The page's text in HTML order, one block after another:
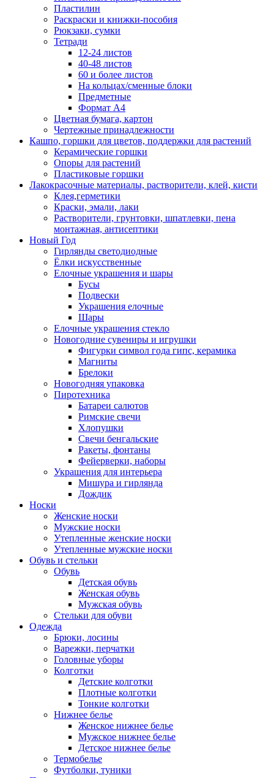
Пластилин
Раскраски и книжки-пособия
Рюкзаки, сумки
Тетради
12-24 листов
40-48 листов
60 и более листов
На кольцах/сменные блоки
Предметные
Формат А4
Цветная бумага, картон
Чертежные принадлежности
Кашпо, горшки для цветов, поддержки для растений
Керамические горшки
Опоры для растений
Пластиковые горшки
Лакокрасочные материалы, растворители, клей, кисти
Клея,герметики
Краски, эмали, лаки
Растворители, грунтовки, шпатлевки, пена
монтажная, антисептики
Новый Год
Гирлянды светодиодные
Ёлки искусственные
Елочные украшения и шары
Бусы
Подвески
Украшения елочные
Шары
Елочные украшения стекло
Новогодние сувениры и игрушки
Фигурки символ года гипс, керамика
Магниты
Брелоки
Новогодняя упаковка
Пиротехника
Батареи салютов
Римские свечи
Хлопушки
Свечи бенгальские
Ракеты, фонтаны
Фейерверки, наборы
Украшения для интерьера
Мишура и гирлянда
Дождик
Носки
Женские носки
Мужские носки
Утепленные женские носки
Утепленные мужские носки
Обувь и стельки
Обувь
Детская обувь
Женская обувь
Мужская обувь
Стельки для обуви
Одежда
Брюки, лосины
Варежки, перчатки
Головные уборы
Колготки
Детские колготки
Плотные колготки
Тонкие колготки
Нижнее белье
Женское нижнее белье
Мужское нижнее белье
Детское нижнее белье
Термобелье
Футболки, туники